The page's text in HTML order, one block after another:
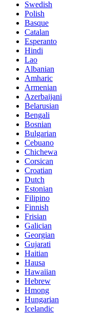
Swedish
Polish
Basque
Catalan
Esperanto
Hindi
Lao
Albanian
Amharic
Armenian
Azerbaijani
Belarusian
Bengali
Bosnian
Bulgarian
Cebuano
Chichewa
Corsican
Croatian
Dutch
Estonian
Filipino
Finnish
Frisian
Galician
Georgian
Gujarati
Haitian
Hausa
Hawaiian
Hebrew
Hmong
Hungarian
Icelandic